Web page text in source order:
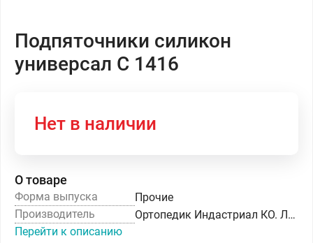
Подпяточники силикон
универсал С 1416
Нет в наличии
О товаре
Форма выпуска
Прочие
Производитель
Ортопедик Индастриал КО. ЛТД
Перейти к описанию